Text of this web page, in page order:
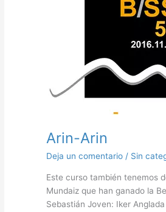
Arin-Arin
Deja un comentario / Sin
Este curso también tenemos
Mundaiz que han ganado la
Sebastián Joven: Iker